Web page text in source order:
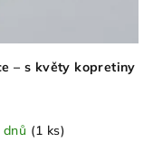
– s květy kopretiny
(1 ks)